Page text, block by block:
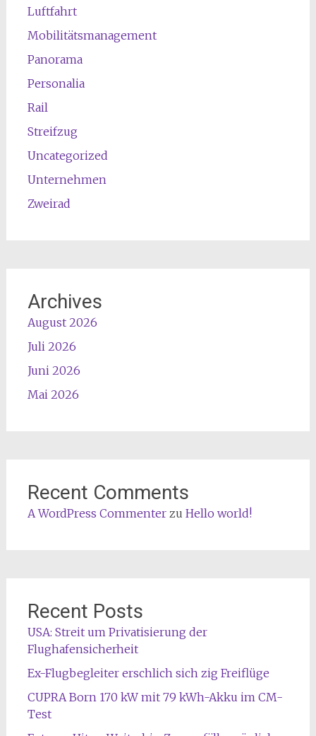
Luftfahrt
Mobilitätsmanagement
Panorama
Personalia
Rail
Streifzug
Uncategorized
Unternehmen
Zweirad
Archives
August 2026
Juli 2026
Juni 2026
Mai 2026
Recent Comments
A WordPress Commenterzu Hello world!
Recent Posts
USA: Streit um Privatisierung der
Flughafensicherheit
Ex-Flugbegleiter erschlich sich zig Freiflüge
CUPRA Born 170 kW mit 79 kWh-Akku im CM-
Test